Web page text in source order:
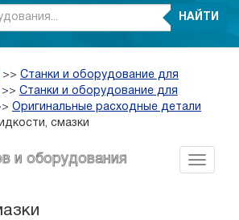
НАЙТИ
>> Станки и оборудование для
>> Станки и оборудование для
Оригинальные расходные детали
смазки
и оборудования